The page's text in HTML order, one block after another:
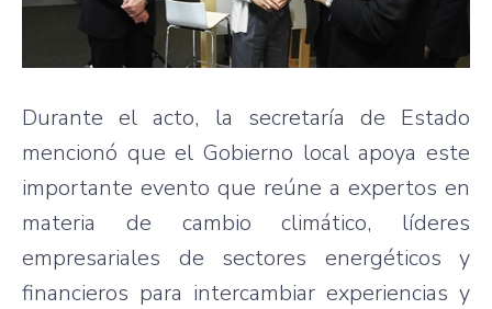
Durante el acto, la secretaría de Estado
mencionó que el Gobierno local apoya este
importante evento que reúne a expertos en
materia de cambio climático, líderes
empresariales de sectores energéticos y
financieros para intercambiar experiencias y